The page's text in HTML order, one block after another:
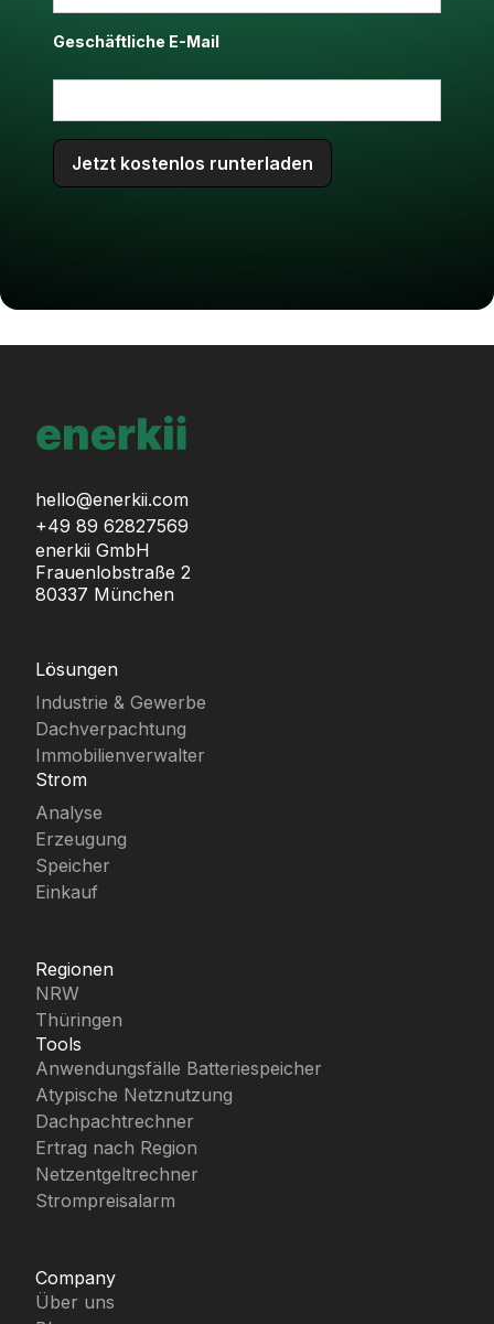
Geschäftliche E-Mail
hello@enerkii.com
+49 89 62827569
enerkii GmbH
Frauenlobstraße 2
80337 München
Lösungen
Industrie & Gewerbe
Dachverpachtung
Immobilienverwalter
Strom
Analyse
Erzeugung
Speicher
Einkauf
Regionen
NRW
Thüringen
Tools
Anwendungsfälle Batteriespeicher
Atypische Netznutzung
Dachpachtrechner
Ertrag nach Region
Netzentgeltrechner
Strompreisalarm
Company
Über uns